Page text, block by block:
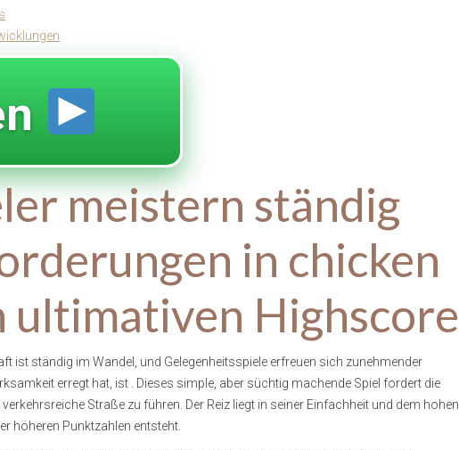
meistern ständig
in chicken
ultimativen Highscore
ist ständig im Wandel, und Gelegenheitsspiele erfreuen sich zunehmender
erregt hat, ist . Dieses simple, aber süchtig machende Spiel fordert die
Straße zu führen. Der Reiz liegt in seiner Einfachheit und dem hohen
höheren Punktzahlen entsteht.